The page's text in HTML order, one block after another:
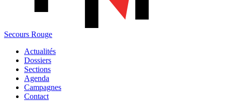
Secours Rouge
Actualités
Dossiers
Sections
Agenda
Campagnes
Contact